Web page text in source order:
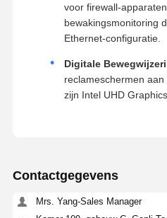
voor firewall-
bewakingsmonitoring
Ethernet-configuratie.
Digitale
reclameschermen
zijn Intel UHD
Contactgegevens
Mrs. Yang-Sales Manager